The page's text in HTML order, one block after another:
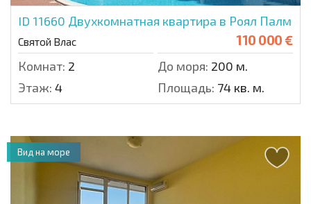
ID 11660 Двухкомнатная квартира в Роял Палм
Святой Влас 110 000 €
Комнат: 2 До моря: 200 м.
Этаж: 4 Площадь: 74 кв. м.
Вид на море